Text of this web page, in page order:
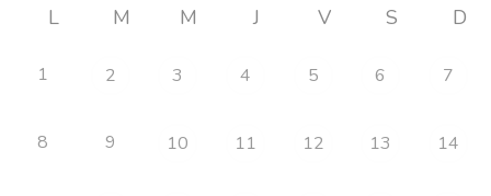
L M M J V S D
1 2 3 4 5 6 7
8 9 10 11 12 13 14